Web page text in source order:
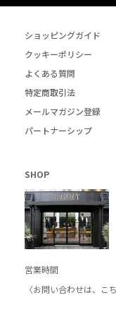
ショッピングガイド
クッキーポリシー
よくある質問
特定商取引法
メールマガジン登録
パートナーシップ
SHOP
営業時間
〈お問い合わせは、
こ